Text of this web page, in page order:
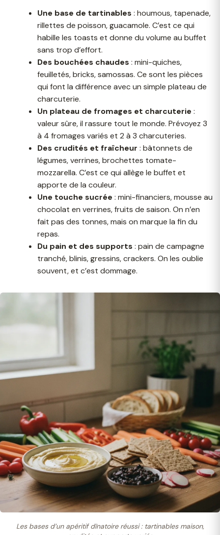
Une base de tartinables : houmous, tapenade,
rillettes de poisson, guacamole. C’est ce qui
habille les toasts et donne du volume au buffet
sans trop d’effort.
Des bouchées chaudes : mini-quiches,
feuilletés, bricks, samossas. Ce sont les pièces
qui font la différence avec un simple plateau de
charcuterie.
Un plateau de fromages et charcuterie :
valeur sûre, il rassure tout le monde. Prévoyez 3
à 4 fromages variés et 2 à 3 charcuteries.
Des crudités et fraîcheur : bâtonnets de
légumes, verrines, brochettes tomate-
mozzarella. C’est ce qui allège le buffet et
apporte de la couleur.
Une touche sucrée : mini-financiers, mousse au
chocolat en verrines, fruits de saison. On n’en
fait pas des tonnes, mais on marque la fin du
repas.
Du pain et des supports : pain de campagne
tranché, blinis, gressins, crackers. On les oublie
souvent, et c’est dommage.
Les bases d’un apéritif dînatoire réussi : tartinables maison,